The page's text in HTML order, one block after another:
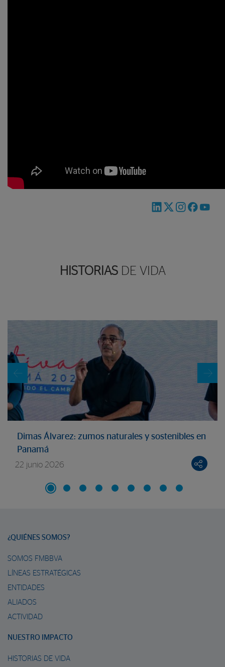
HISTORIASDE VIDA
Dimas Álvarez: zumos naturales y sostenibles en
Panamá
22 junio 2026
¿QUIÉNES SOMOS?
SOMOS FMBBVA
LÍNEAS ESTRATÉGICAS
ENTIDADES
ALIADOS
ACTIVIDAD
NUESTRO IMPACTO
HISTORIAS DE VIDA